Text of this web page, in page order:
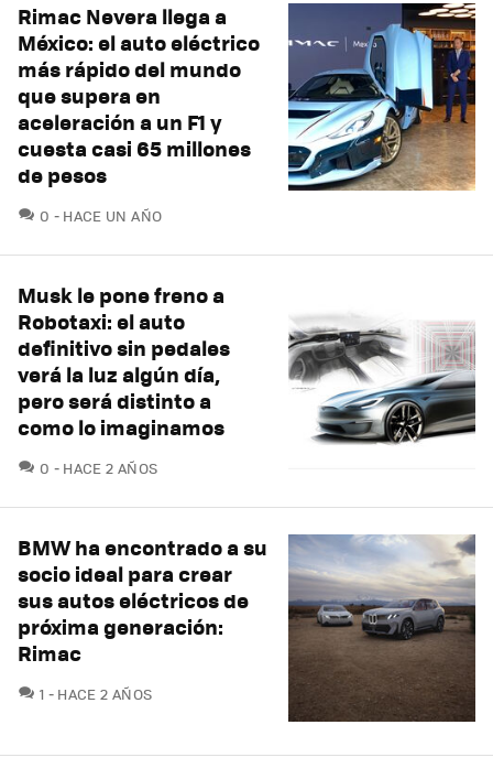
Rimac Nevera llega a
México: el auto eléctrico
más rápido del mundo
que supera en
aceleración a un F1 y
cuesta casi 65 millones
de pesos
0 COMENTARIOS
HACE UN AÑO
Musk le pone freno a
Robotaxi: el auto
definitivo sin pedales
verá la luz algún día,
pero será distinto a
como lo imaginamos
0 COMENTARIOS
HACE 2 AÑOS
BMW ha encontrado a su
socio ideal para crear
sus autos eléctricos de
próxima generación:
Rimac
1 COMENTARIOS
HACE 2 AÑOS